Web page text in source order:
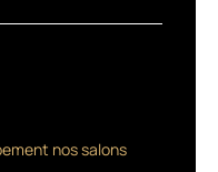
nos salons